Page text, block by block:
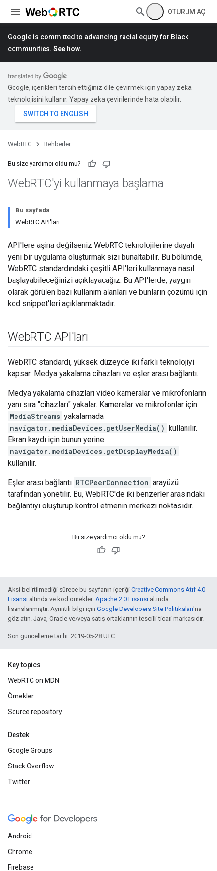
OTURUM AÇ
Google is committed to advancing racial equity for Black
communities. See how.
Google, içerikleri tercih ettiğiniz dile çevirmek için yapay zeka
teknolojisini kullanır. Yapay zeka çevirilerinde hata olabilir.
WebRTC Rehberler
Bu size yardımcı oldu mu?
WebRTC'yi kullanmaya başlama
Bu sayfada
WebRTC API'ları
API'lere aşina değilseniz WebRTC teknolojilerine dayalı
yeni bir uygulama oluşturmak sizi bunaltabilir. Bu bölümde,
WebRTC standardındaki çeşitli API'leri kullanmaya nasıl
başlayabileceğinizi açıklayacağız. Bu API'lerde, yaygın
olarak görülen bazı kullanım alanları ve bunların çözümü için
kod snippet'leri açıklanmaktadır.
WebRTC API'ları
WebRTC standardı, yüksek düzeyde iki farklı teknolojiyi
kapsar: Medya yakalama cihazları ve eşler arası bağlantı.
Medya yakalama cihazları video kameralar ve mikrofonların
yanı sıra "cihazları" yakalar. Kameralar ve mikrofonlar için
MediaStreams yakalamada
navigator.mediaDevices.getUserMedia() kullanılır.
Ekran kaydı için bunun yerine
navigator.mediaDevices.getDisplayMedia()
kullanılır.
Eşler arası bağlantı RTCPeerConnection arayüzü
tarafından yönetilir. Bu, WebRTC'de iki benzerler arasındaki
bağlantıyı oluşturup kontrol etmenin merkezi noktasıdır.
Bu size yardımcı oldu mu?
Aksi belirtilmediği sürece bu sayfanın içeriği Creative Commons Atıf 4.0
Lisansı altında ve kod örnekleri Apache 2.0 Lisansı altında
lisanslanmıştır. Ayrıntılı bilgi için Google Developers Site Politikaları'na
göz atın. Java, Oracle ve/veya satış ortaklarının tescilli ticari markasıdır.
Son güncelleme tarihi: 2019-05-28 UTC.
Key topics
WebRTC on MDN
Örnekler
Source repository
Destek
Google Groups
Stack Overflow
Twitter
Android
Chrome
Firebase